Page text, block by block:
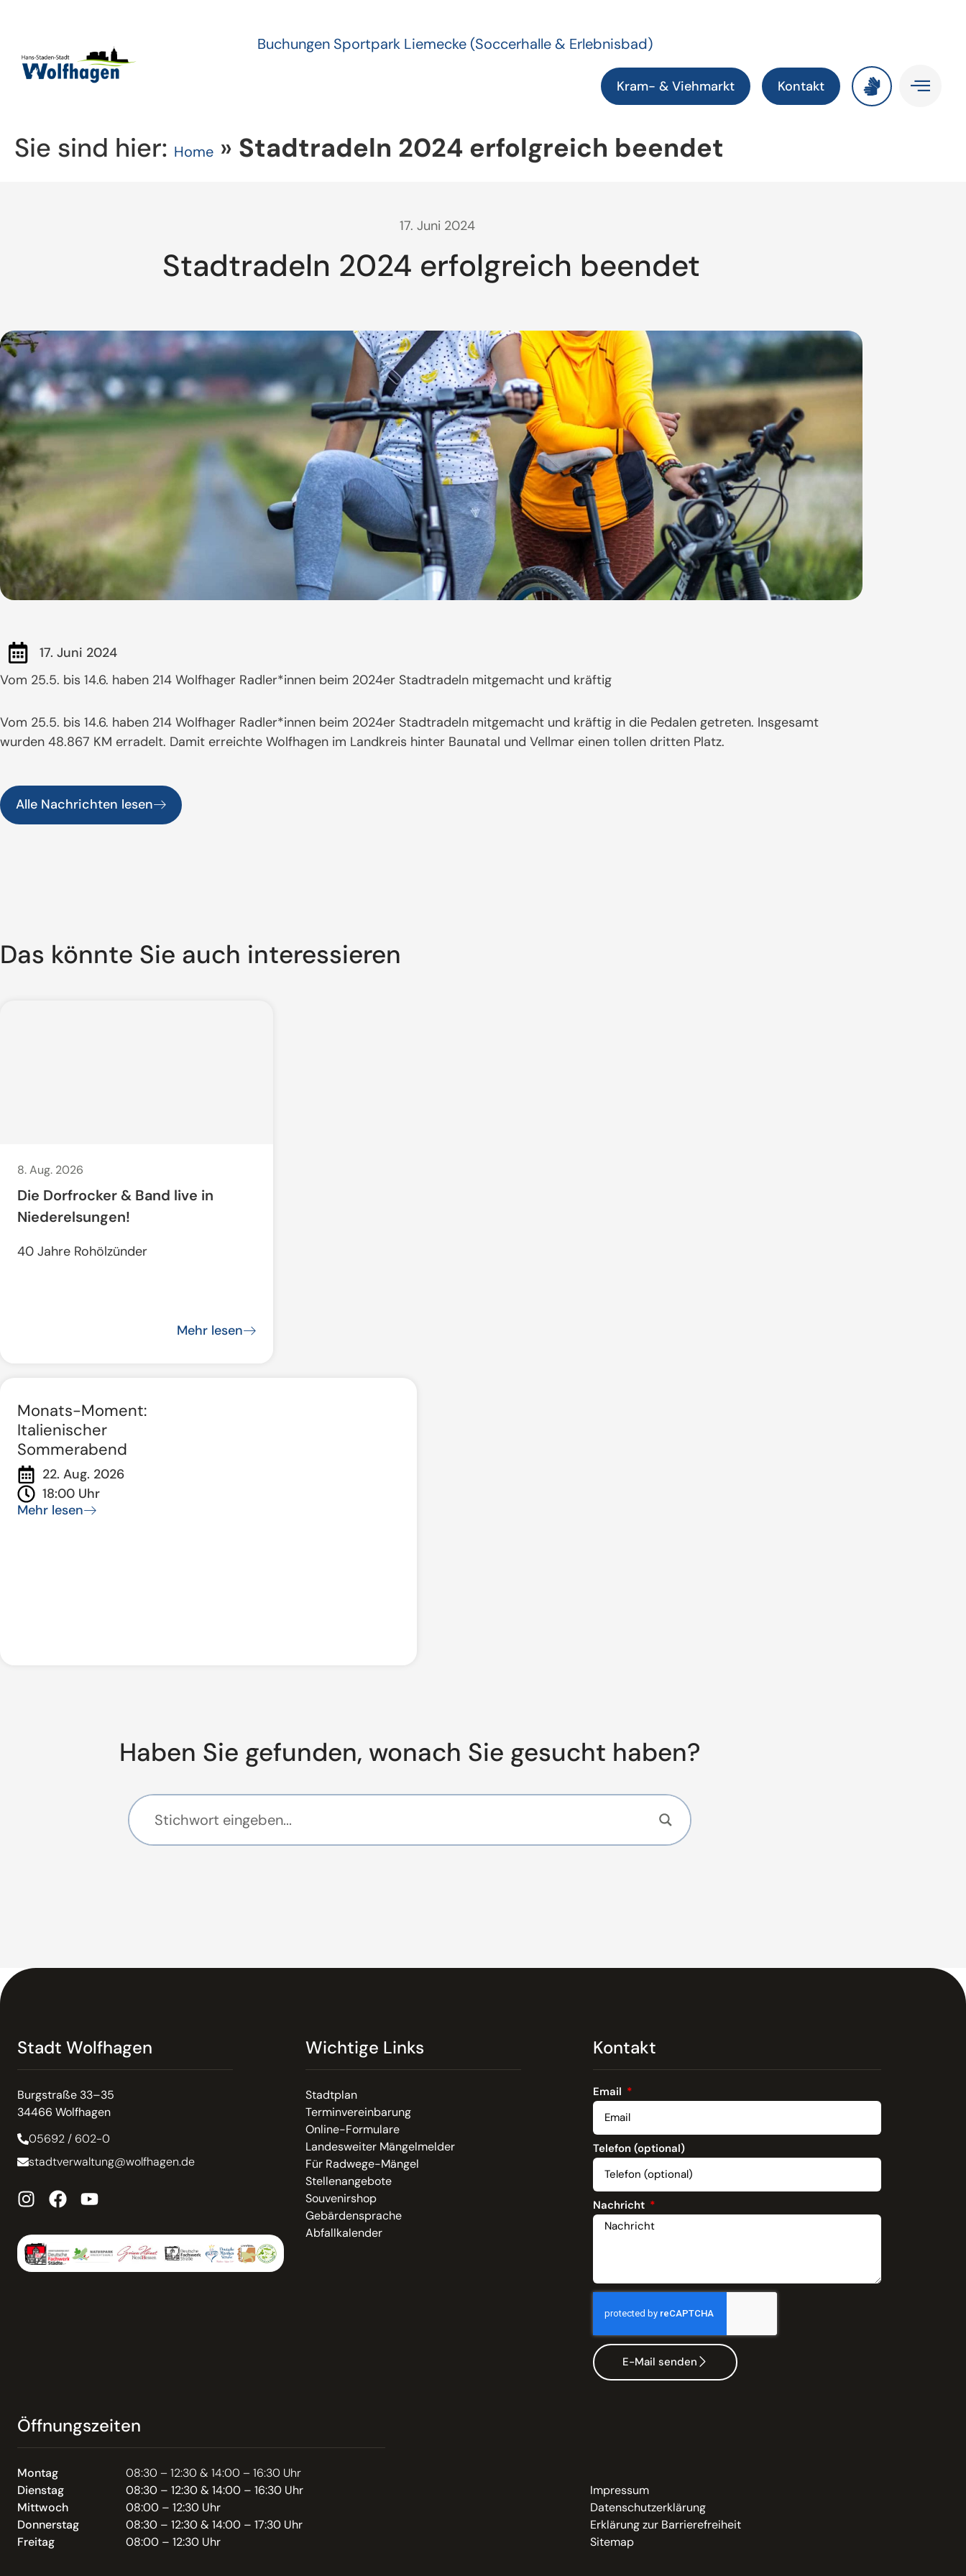
Buchungen Sportpark Liemecke (Soccerhalle & Erlebnisbad)
Kram- & Viehmarkt Kontakt
Sie sind hier: Home » Stadtradeln 2024 erfolgreich beendet
17. Juni 2024
Stadtradeln 2024 erfolgreich beendet
17. Juni 2024
Vom 25.5. bis 14.6. haben 214 Wolfhager Radler*innen beim 2024er Stadtradeln mitgemacht und kräftig
Vom 25.5. bis 14.6. haben 214 Wolfhager Radler*innen beim 2024er Stadtradeln mitgemacht und kräftig in die Pedalen getreten. Insgesamt
wurden 48.867 KM erradelt. Damit erreichte Wolfhagen im Landkreis hinter Baunatal und Vellmar einen tollen dritten Platz.
Alle Nachrichten lesen
Das könnte Sie auch interessieren
8. Aug. 2026
Die Dorfrocker & Band live in
Niederelsungen!
40 Jahre Rohölzünder
Mehr lesen
Monats-Moment:
Italienischer
Sommerabend
22. Aug. 2026
18:00 Uhr
Mehr lesen
Haben Sie gefunden, wonach Sie gesucht haben?
Stadt Wolfhagen
Burgstraße 33–35
34466 Wolfhagen
05692 / 602-0
stadtverwaltung@wolfhagen.de
Wichtige Links
Stadtplan
Terminvereinbarung
Online-Formulare
Landesweiter Mängelmelder
Für Radwege-Mängel
Stellenangebote
Souvenirshop
Gebärdensprache
Abfallkalender
Kontakt
Email
Telefon (optional)
Nachricht
E-Mail senden
Öffnungszeiten
Montag
08:30 – 12:30 & 14:00 – 16:30 Uhr
Dienstag
08:30 – 12:30 & 14:00 – 16:30 Uhr
Mittwoch
08:00 – 12:30 Uhr
Donnerstag
08:30 – 12:30 & 14:00 – 17:30 Uhr
Freitag
08:00 – 12:30 Uhr
Impressum
Datenschutzerklärung
Erklärung zur Barrierefreiheit
Sitemap